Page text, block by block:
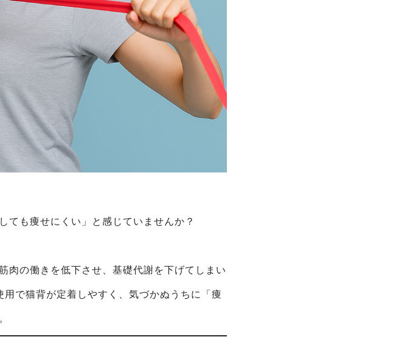
ても痩せにくい」と感じていませんか？
肉の働きを低下させ、基礎代謝を下げてしまい
で猫背が定着しやすく、気づかぬうちに「痩